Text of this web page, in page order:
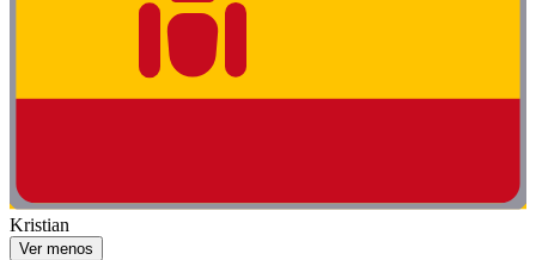
Kristian
Ver menos